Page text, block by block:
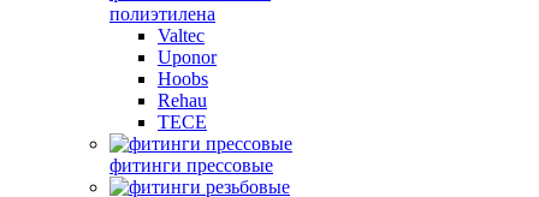
полиэтилена
Valtec
Uponor
Hoobs
Rehau
TECE
фитинги прессовые